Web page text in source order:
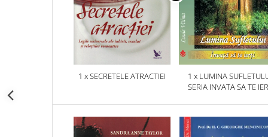
1 x SECRETELE ATRACTIEI
1 x LUMINA
SERIA INVATA SA TE